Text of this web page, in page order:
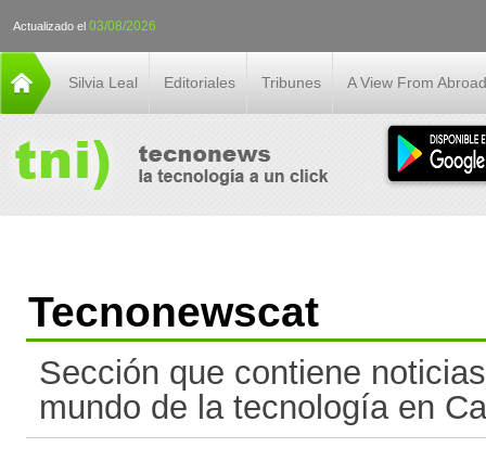
Actualizado el 03/08/2026
Silvia Leal Editoriales Tribunes A View From Abroad
Tecnonewscat
Sección que contiene
mundo de la tecnología en